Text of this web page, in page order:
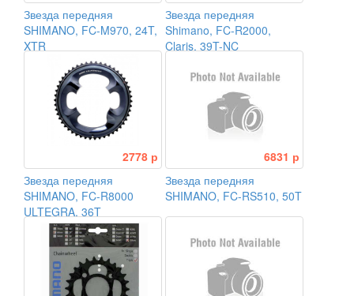
Звезда передняя
SHIMANO, FC-M970, 24T,
XTR
Звезда передняя
Shimano, FC-R2000,
Claris, 39T-NC
2778 р
Звезда передняя
SHIMANO, FC-R8000
ULTEGRA, 36T
6831 р
Звезда передняя
SHIMANO, FC-RS510, 50T